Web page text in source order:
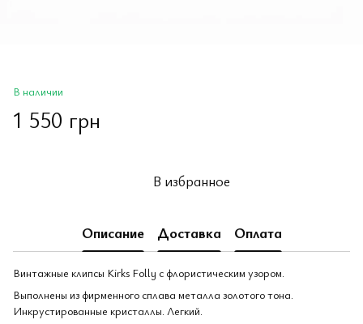
В наличии
1 550 грн
В избранное
Описание Доставка Оплата
Винтажные клипсы Kirks Folly с флористическим узором.
Выполнены из фирменного сплава металла золотого тона.
Инкрустированные кристаллы. Легкий.